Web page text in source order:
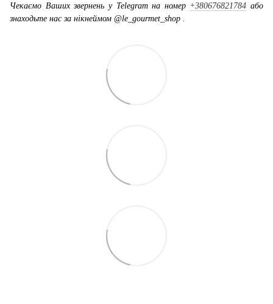
Чекаємо Ваших звернень у Telegram на номер +380676821784 або
знаходьте нас за нікнеймом @le_gourmet_shop .